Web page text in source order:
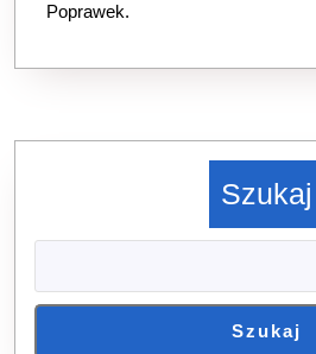
Poprawek.
Szukaj
Szukaj